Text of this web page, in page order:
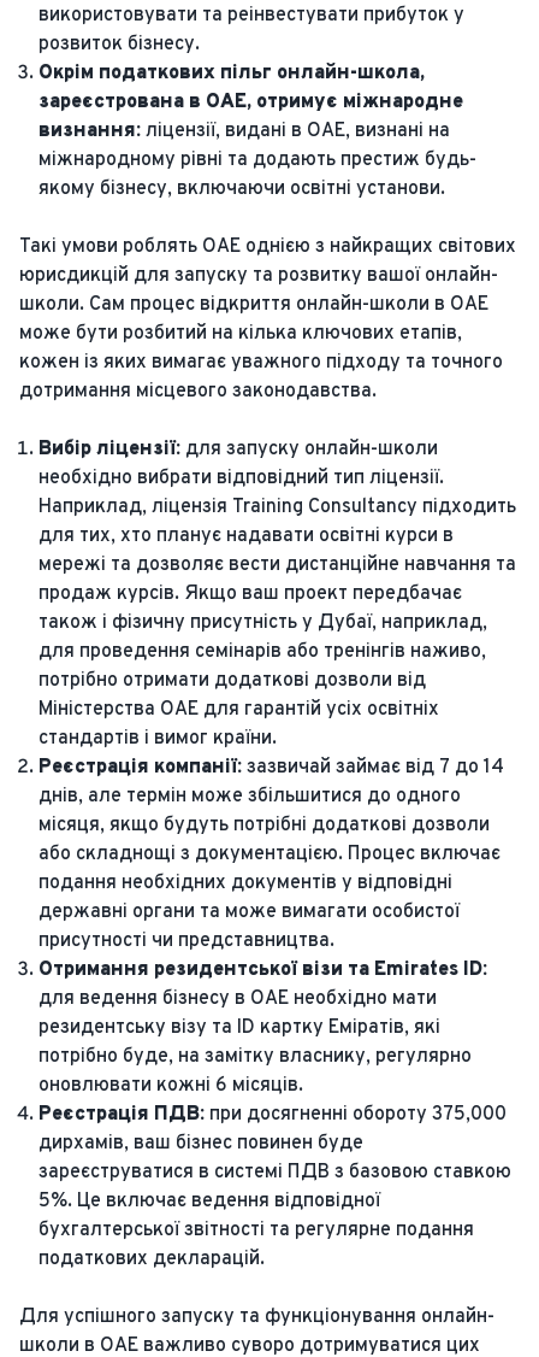
використовувати та реінвестувати прибуток у
розвиток бізнесу.
Окрім податкових пільг онлайн-школа,
зареєстрована в ОАЕ, отримує міжнародне
визнання: ліцензії, видані в ОАЕ, визнані на
міжнародному рівні та додають престиж будь-
якому бізнесу, включаючи освітні установи.
Такі умови роблять ОАЕ однією з найкращих світових
юрисдикцій для запуску та розвитку вашої онлайн-
школи. Сам процес відкриття онлайн-школи в ОАЕ
може бути розбитий на кілька ключових етапів,
кожен із яких вимагає уважного підходу та точного
дотримання місцевого законодавства.
Вибір ліцензії: для запуску онлайн-школи
необхідно вибрати відповідний тип ліцензії.
Наприклад, ліцензія Training Consultancy підходить
для тих, хто планує надавати освітні курси в
мережі та дозволяє вести дистанційне навчання та
продаж курсів. Якщо ваш проект передбачає
також і фізичну присутність у Дубаї, наприклад,
для проведення семінарів або тренінгів наживо,
потрібно отримати додаткові дозволи від
Міністерства ОАЕ для гарантій усіх освітніх
стандартів і вимог країни.
Реєстрація компанії: зазвичай займає від 7 до 14
днів, але термін може збільшитися до одного
місяця, якщо будуть потрібні додаткові дозволи
або складнощі з документацією. Процес включає
подання необхідних документів у відповідні
державні органи та може вимагати особистої
присутності чи представництва.
Отримання резидентської візи та Emirates ID:
для ведення бізнесу в ОАЕ необхідно мати
резидентську візу та ID картку Еміратів, які
потрібно буде, на замітку власнику, регулярно
оновлювати кожні 6 місяців.
Реєстрація ПДВ: при досягненні обороту 375,000
дирхамів, ваш бізнес повинен буде
зареєструватися в системі ПДВ з базовою ставкою
5%. Це включає ведення відповідної
бухгалтерської звітності та регулярне подання
податкових декларацій.
Для успішного запуску та функціонування онлайн-
школи в ОАЕ важливо суворо дотримуватися цих